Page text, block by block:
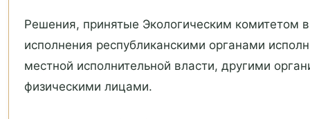
Решения, принятые Экологическим комитетом
исполнения республиканскими органами
местной исполнительной власти, другими
физическими лицами.